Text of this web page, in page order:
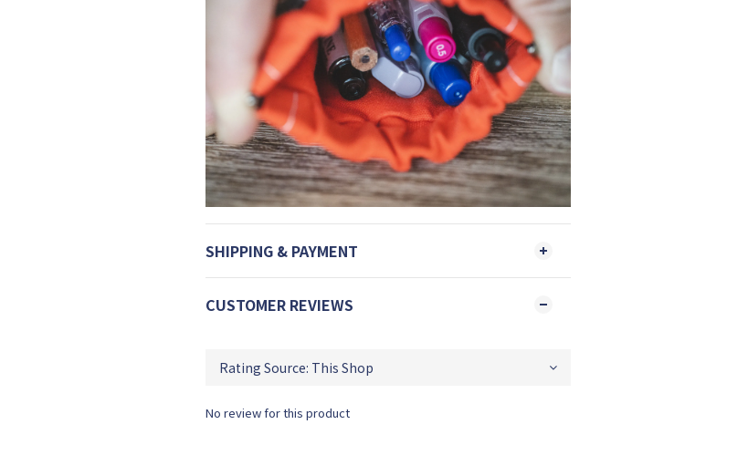
SHIPPING & PAYMENT
CUSTOMER REVIEWS
No review for this product